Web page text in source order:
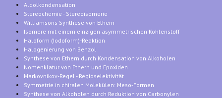
Aldolkondensation
Stereochemie - Stereoisomerie
Williamsons Synthese von Ethern
Isomere mit einem einzigen asymmetrischen Kohlenstoff
Haloform (Iodoform)-Reaktion
Halogenierung von Benzol
Synthese von Ethern durch Kondensation von Alkoholen
Nomenklatur von Ethern und Epoxiden
Markovnikov-Regel - Regioselektivität
Symmetrie in chiralen Molekülen: Meso-Formen
Synthese von Alkoholen durch Reduktion von Carbonylen